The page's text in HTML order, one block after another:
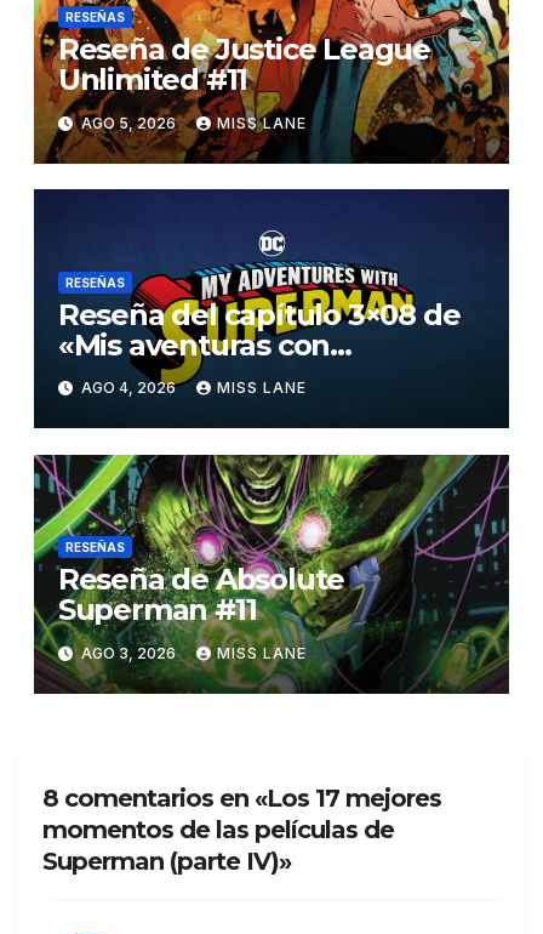
RESEÑAS
Reseña de Justice League
Unlimited #11
AGO 5, 2026 MISS LANE
RESEÑAS
Reseña del capítulo 3×08 de
«Mis aventuras con
Superman»
AGO 4, 2026 MISS LANE
RESEÑAS
Reseña de Absolute
Superman #11
AGO 3, 2026 MISS LANE
8 comentarios en «Los 17 mejores
momentos de las películas de
Superman (parte IV)»